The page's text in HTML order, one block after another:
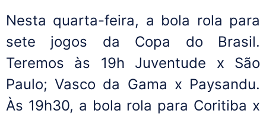
Nesta quarta-feira, a bola rola para
sete jogos da Copa do Brasil.
Teremos às 19h Juventude x São
Paulo; Vasco da Gama x Paysandu.
Às 19h30, a bola rola para Coritiba x